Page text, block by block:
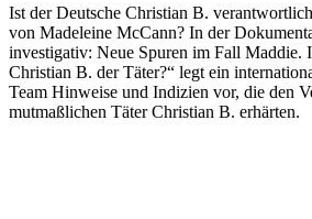
Ist der Deutsche Christian B.
von Madeleine McCann? In der
investigativ: Neue Spuren im Fall Maddie.
Christian B. der Täter?“ legt ein
Team Hinweise und Indizien vor, die den
mutmaßlichen Täter Christian B. erhärten.